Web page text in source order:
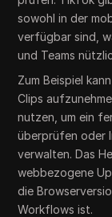
sowohl in der
verfügbar sind,
und Teams
Zum Beispiel
Clips
nutzen, um ein
überprüfen oder
verwalten. Das
webbezogene
die
Workflows ist.